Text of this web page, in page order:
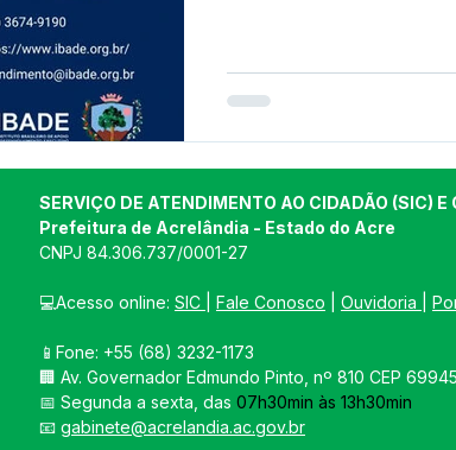
SERVIÇO DE ATENDIMENTO AO CIDADÃO (SIC) E
Prefeitura de Acrelândia - Estado do Acre
CNPJ 84.306.737/0001-27
💻Acesso online: SIC Fale Conosco Ouvidoria
📱Fone: +55 (68) 3232-1173
🏢 Av. Governador Edmundo Pinto, nº 810 CEP
📅 Segunda a sexta, das 07h30min às 13h30min
📧 gabinete@acrelandia.ac.gov.br